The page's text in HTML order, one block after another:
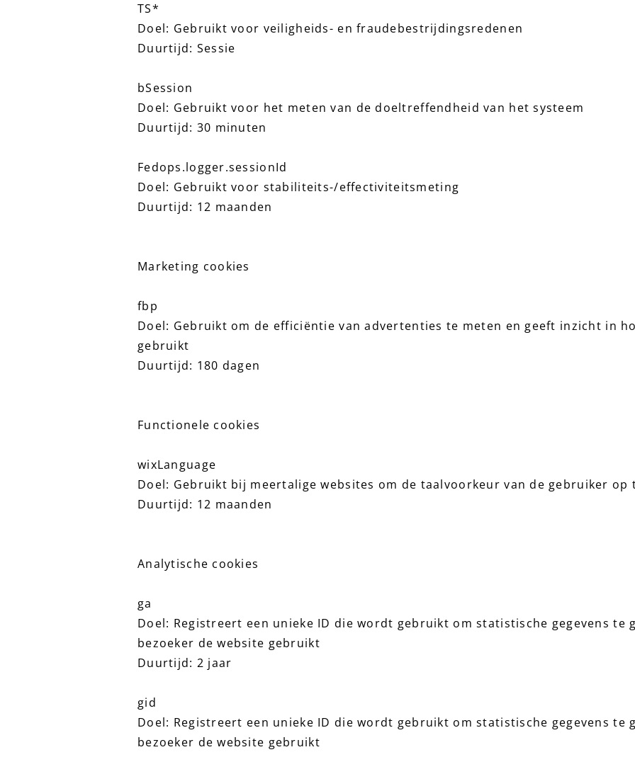
TS*
Doel: Gebruikt voor veiligheids- en fraudebestrijdingsredenen
Duurtijd: Sessie
bSession
Doel: Gebruikt voor het meten van de doeltreffendheid van het systeem
Duurtijd: 30 minuten
Fedops.logger.sessionId
Doel: Gebruikt voor stabiliteits-/effectiviteitsmeting
Duurtijd: 12 maanden
Marketing cookies
fbp
Doel: Gebruikt om de efficiëntie van advertenties te meten en geeft inzicht in
gebruikt
Duurtijd: 180 dagen
Functionele cookies
wixLanguage
Doel: Gebruikt bij meertalige websites om de taalvoorkeur van de gebruiker op
Duurtijd: 12 maanden
Analytische cookies
ga
Doel: Registreert een unieke ID die wordt gebruikt om statistische gegevens te
bezoeker de website gebruikt
Duurtijd: 2 jaar
gid
Doel: Registreert een unieke ID die wordt gebruikt om statistische gegevens te
bezoeker de website gebruikt